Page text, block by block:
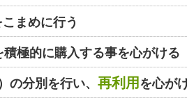
まめに行う
積極的に購入する事を心がける
の分別を行い、 再利用 を心が